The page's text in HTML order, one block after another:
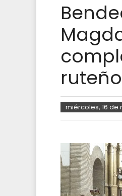
ruteño
miércoles, 16 de